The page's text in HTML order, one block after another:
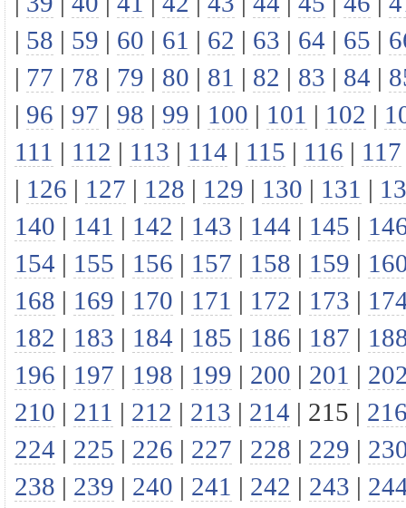
| 58 | 59 | 60 | 61 | 62 | 63 | 64 | 65 |
| 77 | 78 | 79 | 80 | 81 | 82 | 83 | 84 |
| 96 | 97 | 98 | 99 | 100 | 101 | 102 |
111 | 112 | 113 | 114 | 115 | 116 | 117
| 126 | 127 | 128 | 129 | 130 | 131 |
140 | 141 | 142 | 143 | 144 | 145 |
154 | 155 | 156 | 157 | 158 | 159 |
168 | 169 | 170 | 171 | 172 | 173 |
182 | 183 | 184 | 185 | 186 | 187 |
196 | 197 | 198 | 199 | 200 | 201 |
210 | 211 | 212 | 213 | 214 | 215 |
224 | 225 | 226 | 227 | 228 | 229 |
238 | 239 | 240 | 241 | 242 | 243 |